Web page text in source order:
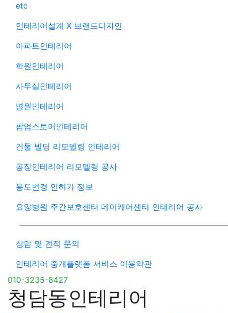
etc
인테리어설계 X 브랜드디자인
아파트인테리어
학원인테리어
사무실인테리어
병원인테리어
팝업스토어인테리어
건물 빌딩 리모델링 인테리어
공장인테리어 리모델링 공사
용도변경 인허가 정보
요양병원 주간보호센터 데이케어센터 인테리어 공사
상담 및 견적 문의
인테리어 중개플랫폼 서비스 이용약관
010-3235-8427
청담동인테리어